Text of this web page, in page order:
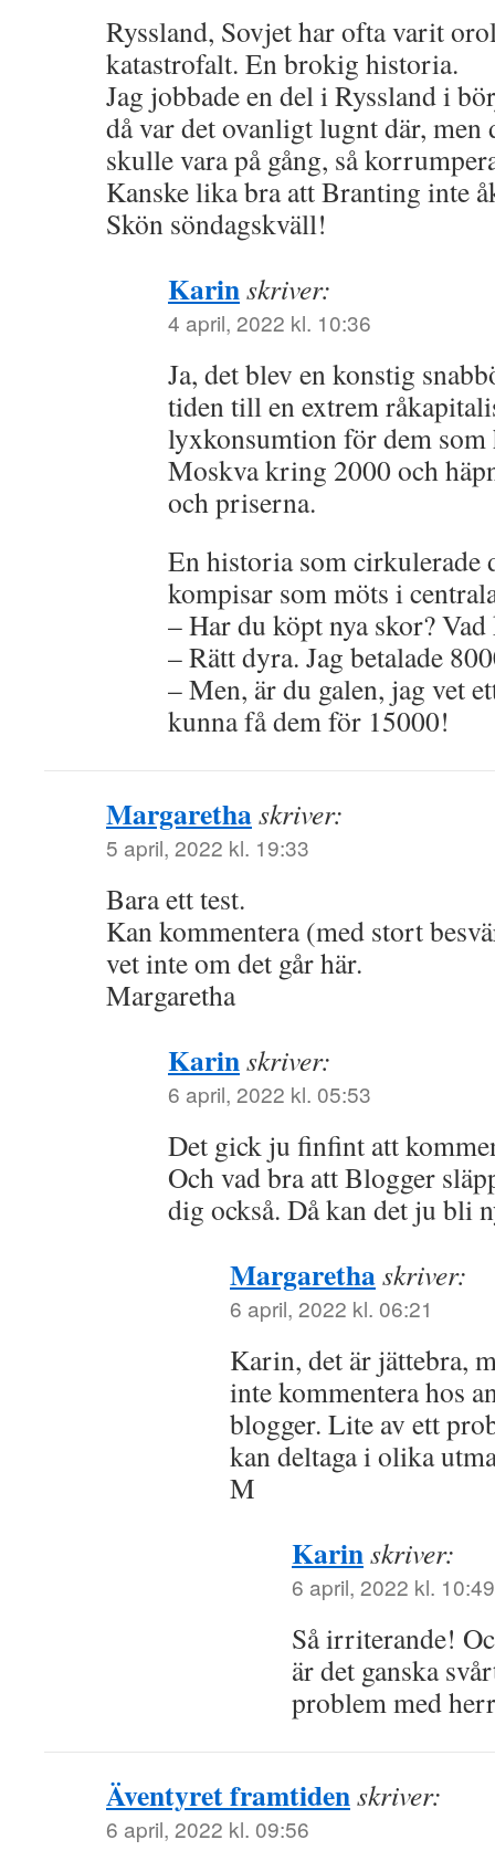
Ryssland, Sovjet har ofta varit
katastrofalt. En brokig historia.
Jag jobbade en del i Ryssland i
då var det ovanligt lugnt där, men
skulle vara på gång, så
Kanske lika bra att Branting inte
Skön söndagskväll!
Karinskriver:
4 april, 2022 kl. 10:36
Ja, det blev en konstig
tiden till en extrem
lyxkonsumtion för dem som
Moskva kring 2000 och
och priserna.
En historia som cirkulerade
kompisar som möts i
– Har du köpt nya skor? Vad
– Rätt dyra. Jag betalade
– Men, är du galen, jag vet
kunna få dem för 15000!
Margarethaskriver:
5 april, 2022 kl. 19:33
Bara ett test.
Kan kommentera (med stort
vet inte om det går här.
Margaretha
Karinskriver:
6 april, 2022 kl. 05:53
Det gick ju finfint att
Och vad bra att Blogger
dig också. Då kan det ju bli
Margarethaskriver:
6 april, 2022 kl. 06:21
Karin, det är jättebra,
inte kommentera hos
blogger. Lite av ett
kan deltaga i olika
M
Karinskriver:
6 april, 2022 kl. 10:49
Så irriterande!
är det ganska
problem med
Äventyret framtidenskriver:
6 april, 2022 kl. 09:56